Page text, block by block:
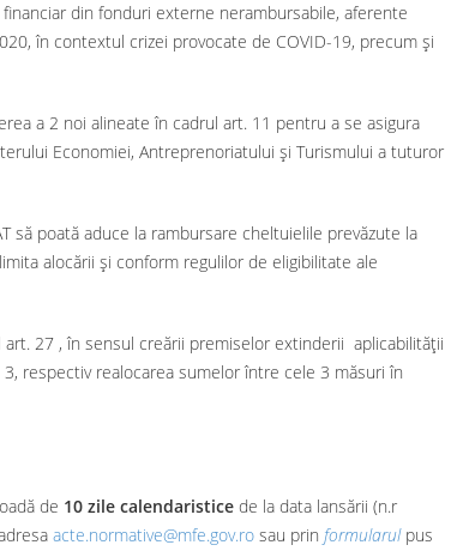
din fonduri externe nerambursabile, aferente
în contextul crizei provocate de COVID-19, precum şi
a 2 noi alineate în cadrul art. 11 pentru a se asigura
Economiei, Antreprenoriatului și Turismului a tuturor
să poată aduce la rambursare cheltuielile prevăzute la
alocării și conform regulilor de eligibilitate ale
27 , în sensul creării premiselor extinderii aplicabilității
respectiv realocarea sumelor între cele 3 măsuri în
de 10 zile calendaristice de la data lansării (n.r
acte.normative@mfe.gov.ro sau prin formularulpus